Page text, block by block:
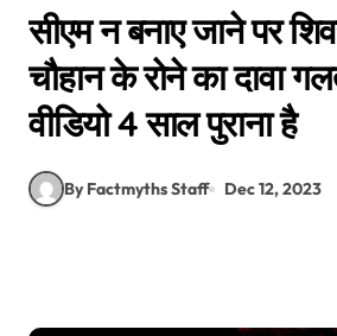
सीएम न बनाए जाने पर
चौहान के रोने का दावा
वीडियो 4 साल पुराना है
By Factmyths Staff Dec 12, 2023